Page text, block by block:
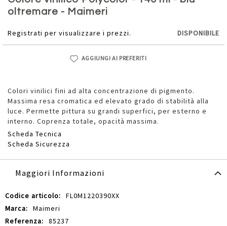
oltremare - Maimeri
Registrati per visualizzare i prezzi. DISPONIBILE
AGGIUNGI AI PREFERITI
Colori vinilici fini ad alta concentrazione di pigmento.
Massima resa cromatica ed elevato grado di stabilità alla
luce. Permette pittura su grandi superfici, per esterno e
interno. Coprenza totale, opacità massima.
Scheda Tecnica
Scheda Sicurezza
della
galleria
immagini
Maggiori Informazioni
Maggiori
Informazioni
FL0M1220390XX
Maimeri
85237